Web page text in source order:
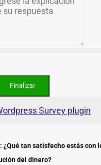
Survey plugin
¿Qué tan satisfecho estás con
del dinero?